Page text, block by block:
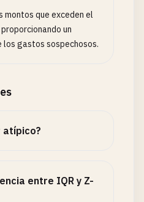
montos que exceden el
un
gastos sospechosos.
atípico?
entre IQR y Z-